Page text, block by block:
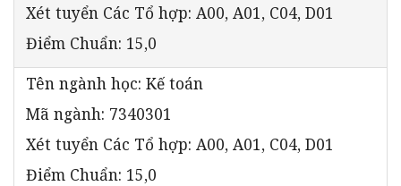
Xét tuyển Các Tổ hợp: A00, A01, C04, D01
Điểm Chuẩn: 15,0
Tên ngành học: Kế toán
Mã ngành: 7340301
Xét tuyển Các Tổ hợp: A00, A01, C04, D01
Điểm Chuẩn: 15,0